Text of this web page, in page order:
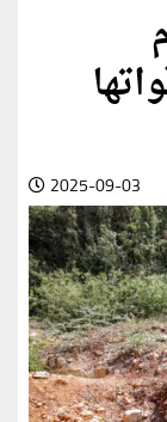
2025-09-03